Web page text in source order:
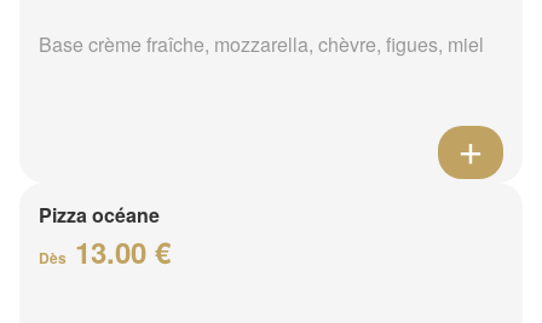
Base crème fraîche, mozzarella, chèvre, figues, miel
Pizza océane
Dès 13.00 €